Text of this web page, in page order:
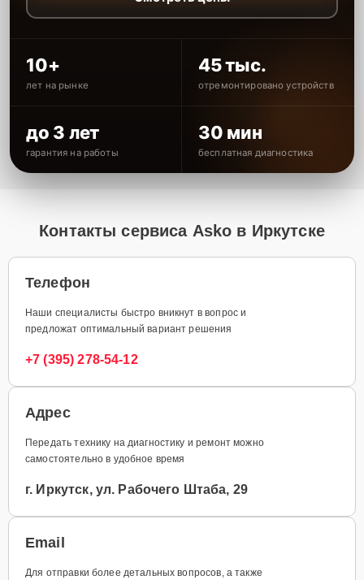
10+
лет на рынке
45 тыс.
отремонтировано устройств
до 3 лет
гарантия на работы
30 мин
бесплатная диагностика
Контакты сервиса Asko в Иркутске
Телефон
Наши специалисты быстро вникнут в вопрос и
предложат оптимальный вариант решения
+7 (395) 278-54-12
Адрес
Передать технику на диагностику и ремонт можно
самостоятельно в удобное время
г. Иркутск, ул. Рабочего Штаба, 29
Email
Для отправки более детальных вопросов, а также